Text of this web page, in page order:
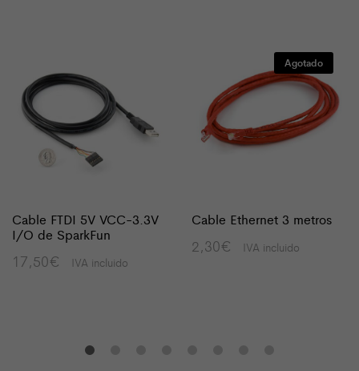
Cable FTDI 5V VCC-3.3V
I/O de SparkFun
17,50€ IVA incluido
Agotado
Cable Ethernet 3 metros
2,30€ IVA incluido